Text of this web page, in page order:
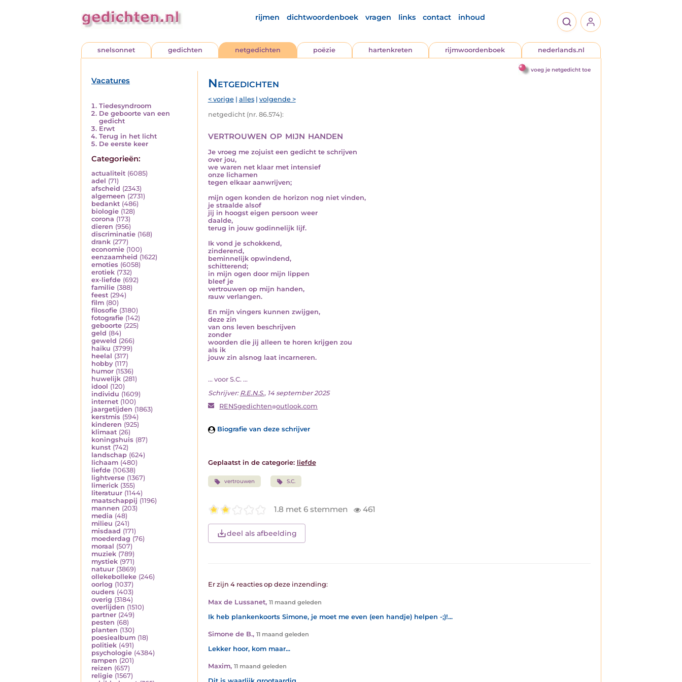
rijmen dichtwoordenboek vragen links contact inhoud
snelsonnet gedichten netgedichten poëzie hartenkreten rijmwoordenboek nederlands.nl
voeg je netgedicht toe
Vacatures
Tiedesyndroom
De geboorte van een
gedicht
Erwt
Terug in het licht
De eerste keer
Categorieën:
actualiteit (6085)
adel (71)
afscheid (2343)
algemeen (2731)
bedankt (486)
biologie (128)
corona (173)
dieren (956)
discriminatie (168)
drank (277)
economie (100)
eenzaamheid (1622)
emoties (6058)
erotiek (732)
ex-liefde (692)
familie (388)
feest (294)
film (80)
filosofie (3180)
fotografie (142)
geboorte (225)
geld (84)
geweld (266)
haiku (3799)
heelal (317)
hobby (117)
humor (1536)
huwelijk (281)
idool (120)
individu (1609)
internet (100)
jaargetijden (1863)
kerstmis (594)
kinderen (925)
klimaat (26)
koningshuis (87)
kunst (742)
landschap (624)
lichaam (480)
liefde (10638)
lightverse (1367)
limerick (355)
literatuur (1144)
maatschappij (1196)
mannen (203)
media (48)
milieu (241)
misdaad (171)
moederdag (76)
moraal (507)
muziek (789)
mystiek (971)
natuur (3869)
ollekebolleke (246)
oorlog (1037)
ouders (403)
overig (3184)
overlijden (1510)
partner (249)
pesten (68)
planten (130)
poesiealbum (18)
politiek (491)
psychologie (4384)
rampen (201)
reizen (657)
religie (1567)
Netgedichten
< vorige| alles| volgende >
netgedicht (nr. 86.574):
vertrouwen op mijn handen
Je vroeg me zojuist een gedicht te schrijven
over jou,
we waren net klaar met intensief
onze lichamen
tegen elkaar aanwrijven;
mijn ogen konden de horizon nog niet vinden,
je straalde alsof
jij in hoogst eigen persoon weer
daalde,
terug in jouw godinnelijk lijf.
Ik vond je schokkend,
zinderend,
beminnelijk opwindend,
schitterend;
in mijn ogen door mijn lippen
bleef je
vertrouwen op mijn handen,
rauw verlangen.
En mijn vingers kunnen zwijgen,
deze zin
van ons leven beschrijven
zonder
woorden die jij alleen te horen krijgen zou
als ik
jouw zin alsnog laat incarneren.
... voor S.C. ...
Schrijver: R.E.N.S., 14 september 2025
RENSgedichten outlook.com
Biografie van deze schrijver
Geplaatst in de categorie: liefde
vertrouwen S.C.
1.8 met 6 stemmen 461
deel als afbeelding
Er zijn 4 reacties op deze inzending:
Max de Lussanet, 11 maand geleden
Ik heb plankenkoorts Simone, je moet me even (een handje) helpen -;)!...
Simone de B., 11 maand geleden
Lekker hoor, kom maar...
Maxim, 11 maand geleden